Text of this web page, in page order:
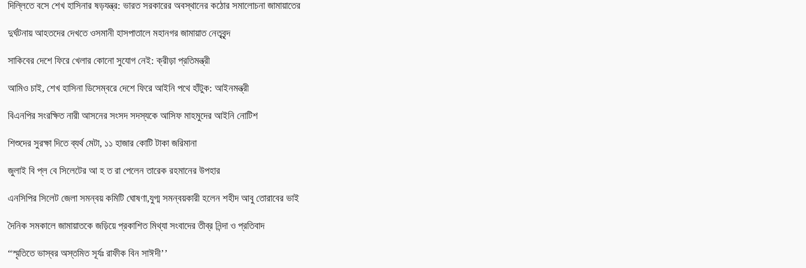
দিল্লিতে বসে শেখ হাসিনার ষড়যন্ত্র: ভারত সরকারের অবস্থানের কঠোর সমালোচনা জামায়াতের
দুর্ঘটনায় আহতদের দেখতে ওসমানী হাসপাতালে মহানগর জামায়াত নেতৃবৃন্দ
সাকিবের দেশে ফিরে খেলার কোনো সুযোগ নেই: ক্রীড়া প্রতিমন্ত্রী
আমিও চাই, শেখ হাসিনা ডিসেম্বরে দেশে ফিরে আইনি পথে হাঁটুক: আইনমন্ত্রী
বিএনপির সংরক্ষিত নারী আসনের সংসদ সদস্যকে আসিফ মাহমুদের আইনি নোটিশ
শিশুদের সুরক্ষা দিতে ব্যর্থ মেটা, ১১ হাজার কোটি টাকা জরিমানা
জুলাই বি প্ল বে সিলেটের আ হ ত রা পেলেন তারেক রহমানের উপহার
এনসিপির সিলেট জেলা সমন্বয় কমিটি ঘোষণা,যুগ্ম সমন্বয়কারী হলেন শহীদ আবু তোরাবের ভাই
দৈনিক সমকালে জামায়াতকে জড়িয়ে প্রকাশিত মিথ্যা সংবাদের তীব্র নিন্দা ও প্রতিবাদ
“স্মৃতিতে ভাস্বর অস্তমিত সূর্যঃ রাফীক বিন সাঈদী’’